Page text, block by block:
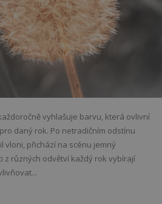
vyhlašuje barvu, která ovlivní
daný rok. Po netradičním odstínu
vloni, přichází na scénu jemný
z různých odvětví každý rok vybírají